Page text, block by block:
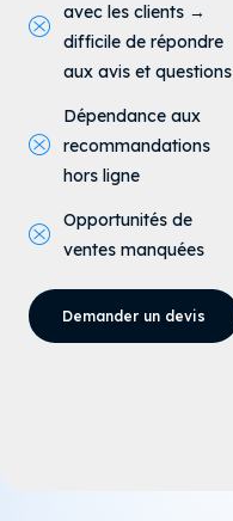
avec les clients →
difficile de répondre
aux avis et questions
Dépendance aux
recommandations
hors ligne
Opportunités de
ventes manquées
Demander un devis